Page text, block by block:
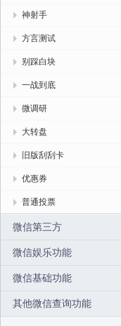
神射手
方言测试
别踩白块
一战到底
微调研
大转盘
旧版刮刮卡
优惠券
普通投票
微信第三方
微信娱乐功能
微信基础功能
其他微信查询功能